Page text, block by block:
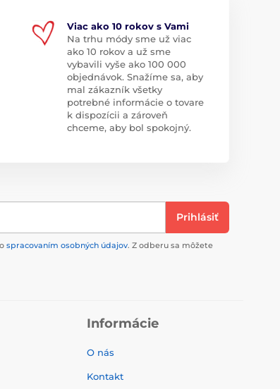
Viac ako 10 rokov s Vami
Na trhu módy sme už viac
ako 10 rokov a už sme
vybavili vyše ako 100 000
objednávok. Snažíme sa, aby
mal zákazník všetky
potrebné informácie o tovare
k dispozícii a zároveň
chceme, aby bol spokojný.
Prihlásiť
spracovaním osobných údajov. Z odberu sa môžete
Informácie
O nás
Kontakt